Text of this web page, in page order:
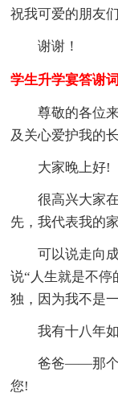
祝我可爱的朋友
谢谢！
学生升学宴答谢
尊敬的各位
及关心爱护我的
大家晚上好!
很高兴大家
先，我代表我的
可以说走向
说“人生就是不停
独，因为我不是
我有十八年
爸爸——那个
您!